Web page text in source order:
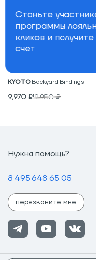
Крепления для вейкборда
KYOTO Backyard Bindings
9,970 ₽19,950₽
Станьте
программы
кликов и
счет
Нужна помощь?
8 495 648 65 05
перезвоните мне